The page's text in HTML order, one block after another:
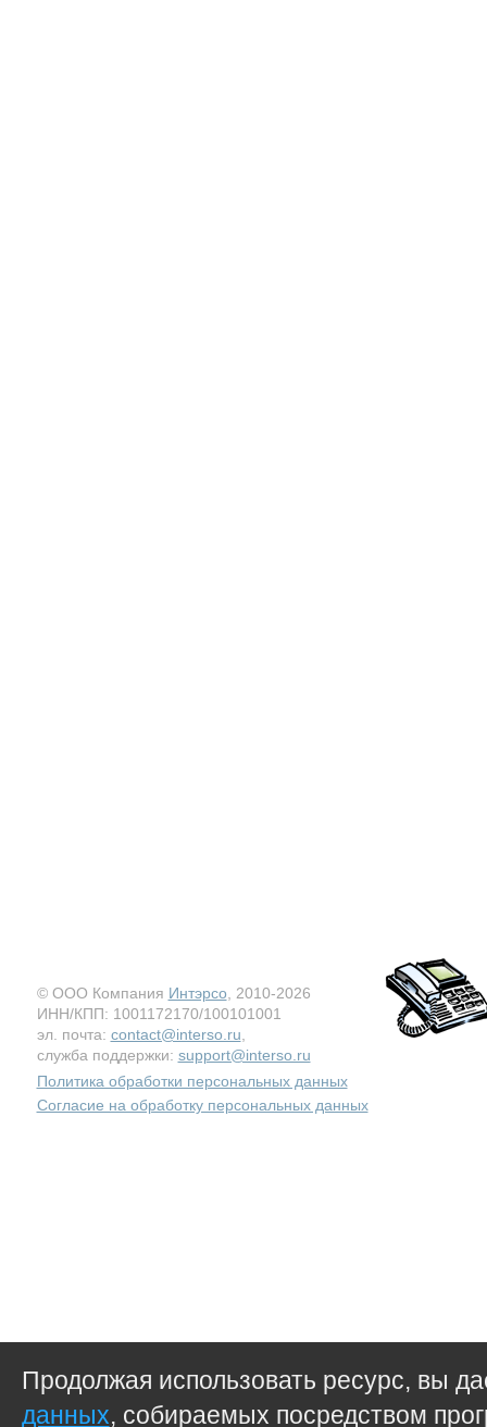
© ООО Компания Интэрсо , 2010-2026
ИНН/КПП: 1001172170/100101001
эл. почта: contact@interso.ru
служба поддержки: support@interso.ru
Политика обработки персональных данных
Согласие на обработку персональных данных
Продолжая использовать ресурс, вы
данных, собираемых посредством